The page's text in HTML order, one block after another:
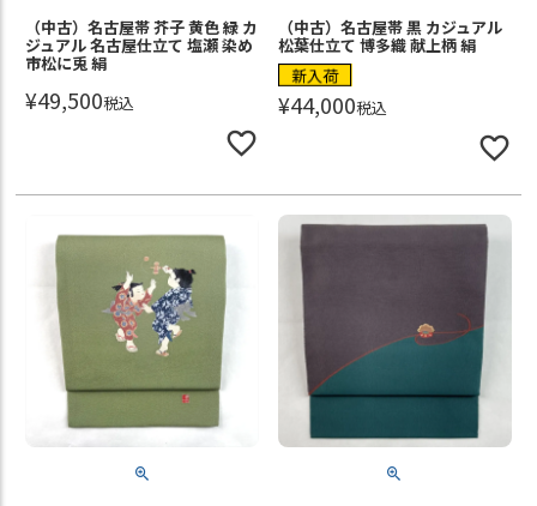
（中古）名古屋帯 芥子 黄色 緑 カ
ジュアル 名古屋仕立て 塩瀬 染め
市松に兎 絹
¥49,500税込
（中古）名古屋帯 黒 カジュアル
松葉仕立て 博多織 献上柄 絹
新入荷
¥44,000税込